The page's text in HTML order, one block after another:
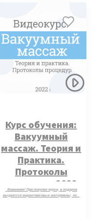
Курс обучения:
Вакуумный
массаж. Теория и
Практика.
Протоколы
процедур за 2022 г.
Цена: 3500 руб.
Внимание! При покупке курса, в подарок
выдаются маркетинговые материалы, по…